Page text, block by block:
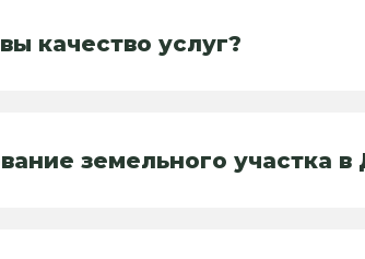
качество услуг?
земельного участка в